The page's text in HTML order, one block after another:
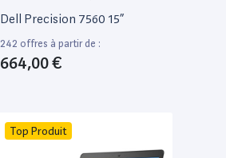
Dell Precision 7560 15”
242 offres à partir de :
664,00 €
Top Produit